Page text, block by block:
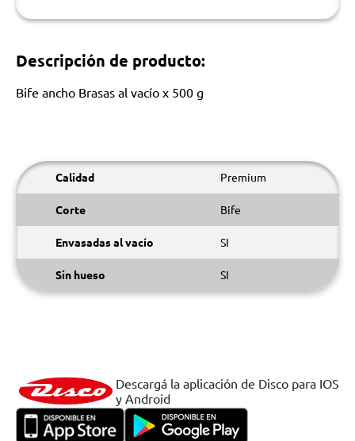
Descripción de producto:
Bife ancho Brasas al vacío x 500 g
Calidad Premium
Corte Bife
Envasadas al vacío SI
Sin hueso SI
Descargá la aplicación de Disco para IOS
y Android